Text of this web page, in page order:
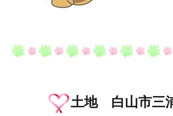
土地 白山市三